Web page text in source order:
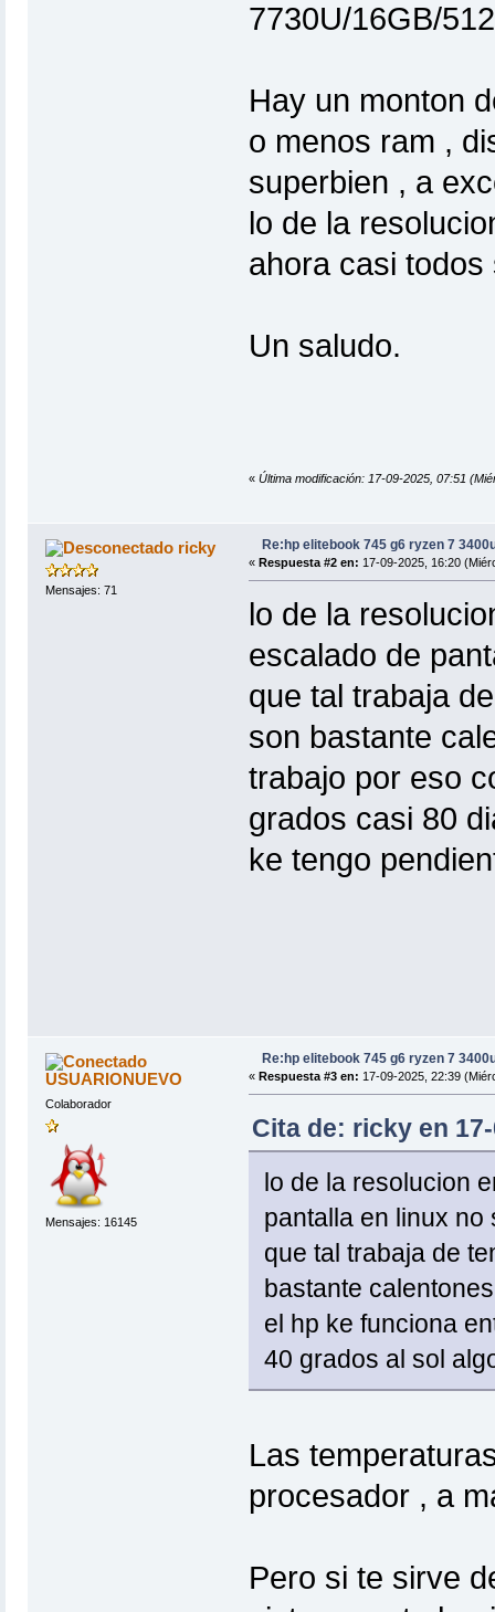
7730U/16GB/
Hay un monton
o menos ram ,
superbien , a
lo de la
ahora casi todos
Un saludo.
« Última modificación: 17-09-2025, 07:51
ricky
Mensajes: 71
Re:hp elitebook 745 g6 ryzen 7
« Respuesta #2 en: 17-09-2025, 16:20
lo de la
escalado de
que tal trabaja
son bastante
trabajo por eso
grados casi 80
ke tengo
USUARIONUEVO
Colaborador
Mensajes: 16145
Re:hp elitebook 745 g6 ryzen 7
« Respuesta #3 en: 17-09-2025, 22:39
Cita de: ricky en
lo de la resolucion
pantalla en linux no
que tal trabaja de
bastante
el hp ke funciona
40 grados al sol
Las
procesador , a
Pero si te sirve